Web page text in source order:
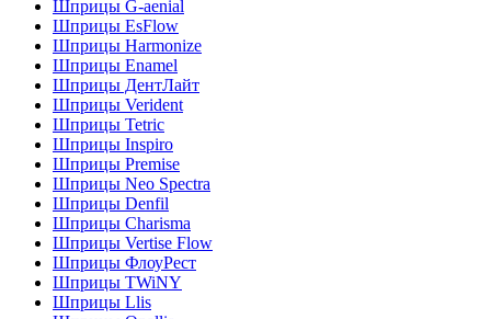
Шприцы G-aenial
Шприцы EsFlow
Шприцы Harmonize
Шприцы Enamel
Шприцы ДентЛайт
Шприцы Verident
Шприцы Tetric
Шприцы Inspiro
Шприцы Premise
Шприцы Neo Spectra
Шприцы Denfil
Шприцы Charisma
Шприцы Vertise Flow
Шприцы ФлоуРест
Шприцы TWiNY
Шприцы Llis